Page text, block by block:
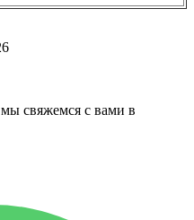
свяжемся с вами в